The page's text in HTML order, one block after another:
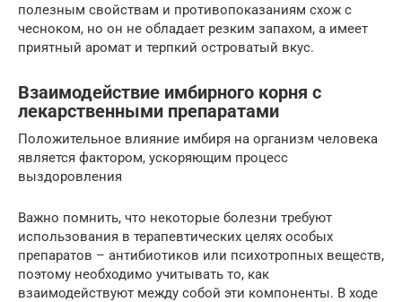
полезным свойствам и противопоказаниям схож с
чесноком, но он не обладает резким запахом, а имеет
приятный аромат и терпкий островатый вкус.
Взаимодействие имбирного корня с
лекарственными препаратами
Положительное влияние имбиря на организм человека
является фактором, ускоряющим процесс
выздоровления
Важно помнить, что некоторые болезни требуют
использования в терапевтических целях особых
препаратов – антибиотиков или психотропных веществ,
поэтому необходимо учитывать то, как
взаимодействуют между собой эти компоненты. В ходе